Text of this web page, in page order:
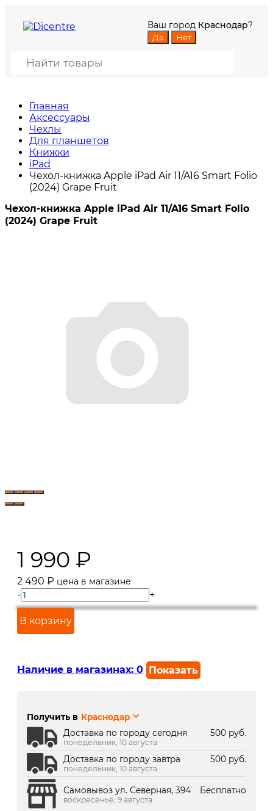
Ваш город Краснодар?
Главная
Аксессуары
Чехлы
Для планшетов
Книжки
iPad
Чехол-книжка Apple iPad Air 11/A16 Smart Folio
(2024) Grape Fruit
Чехол-книжка Apple iPad Air 11/A16 Smart Folio
(2024) Grape Fruit
1 990 ₽
2 490 ₽ цена в магазине
- +
В корзину
Наличие в магазинах: 0 Показать
г. Краснодар, ТК Медиаплаза:
Получить в Краснодар
Доставка по городу сегодня
500 руб.
понедельник, 10 августа
Доставка по городу завтра 500 руб.
понедельник, 10 августа
Самовывоз ул. Северная, 394 Бесплатно
воскресенье, 9 августа